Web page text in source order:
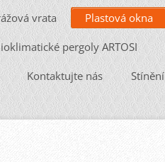
vrata Plastová okna
pergoly ARTOSI
Kontaktujte nás Stínění